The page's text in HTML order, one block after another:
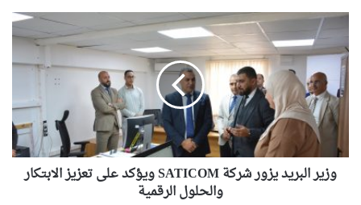
وزير
البريد
يزور
شركة
SATICOM
ويؤكد
على
الابتكار
والحلول
وزير البريد يزور شركة SATICOM ويؤكد على تعزيز الابتكار
والحلول الرقمية